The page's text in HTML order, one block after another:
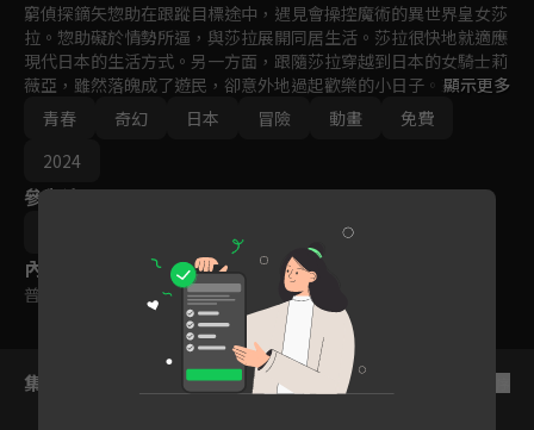
窮偵探鏑矢惣助在跟蹤目標途中，遇見會操控魔術的異世界皇女莎
拉。惣助礙於情勢所逼，與莎拉展開同居生活。莎拉很快地就適應
現代日本的生活方式。另一方面，跟隨莎拉穿越到日本的女騎士莉
薇亞，雖然落魄成了遊民，卻意外地過起歡樂的小日子。來自異世
界的兩人樂觀勇敢面對生活的態度，逐漸對惣助，鬼畜律師、分手
專員、宗教家等，生活在這塊土地上的奇葩人士造成影響。平坂讀
X Kantoku聯手為這個時代打造的天下無雙群像喜劇，堂堂動畫
顯示更多
青春
奇幻 日本 冒險 動畫
免費
2024
參與演員
內容標籤
普遍級
集數列表